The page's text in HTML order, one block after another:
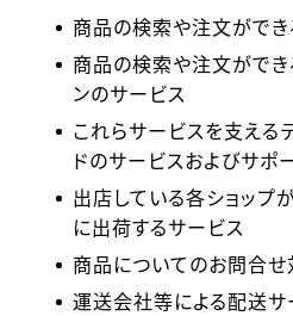
商品の検索や注文がで
商品の検索や注文ができ
ンのサービス
これらサービスを支える
ドのサービスおよびサポ
出店している各ショップ
に出荷するサービス
商品についてのお問合
運送会社等による配送サ